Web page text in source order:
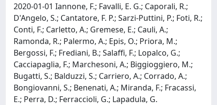
2020-01-01 Iannone, F.; Favalli, E. G.; Caporali, R.;
D'Angelo, S.; Cantatore, F. P.; Sarzi-Puttini, P.; Foti, R.;
Conti, F.; Carletto, A.; Gremese, E.; Cauli, A.;
Ramonda, R.; Palermo, A.; Epis, O.; Priora, M.;
Bergossi, F.; Frediani, B.; Salaffi, F.; Lopalco, G.;
Cacciapaglia, F.; Marchesoni, A.; Biggioggiero, M.;
Bugatti, S.; Balduzzi, S.; Carriero, A.; Corrado, A.;
Bongiovanni, S.; Benenati, A.; Miranda, F.; Fracassi,
E.; Perra, D.; Ferraccioli, G.; Lapadula, G.